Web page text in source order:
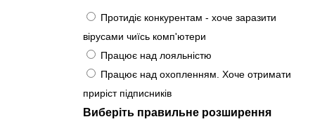
Протидіє конкурентам - хоче заразити
вірусами чиїсь комп'ютери
Працює над лояльністю
Працює над охопленням. Хоче отримати
приріст підписників
Виберіть правильне розширення